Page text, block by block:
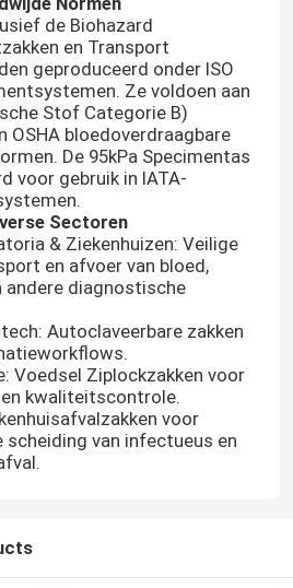
de Biohazard
en Transport
geproduceerd onder ISO
Ze voldoen aan
Stof Categorie B)
OSHA bloedoverdraagbare
De 95kPa Specimentas
voor gebruik in IATA-
Sectoren
& Ziekenhuizen: Veilige
en afvoer van bloed,
andere diagnostische
Autoclaveerbare zakken
Voedsel Ziplockzakken voor
kwaliteitscontrole.
voor
scheiding van infectueus en